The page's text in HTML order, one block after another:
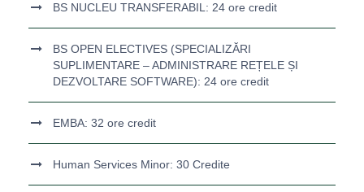
BS NUCLEU TRANSFERABIL: 24 ore credit
BS OPEN ELECTIVES (SPECIALIZĂRI
SUPLIMENTARE – ADMINISTRARE REȚELE ȘI
DEZVOLTARE SOFTWARE): 24 ore credit
EMBA: 32 ore credit
Human Services Minor: 30 Credite